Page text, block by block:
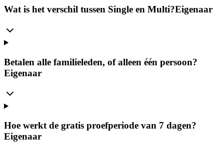
Wat is het verschil tussen Single en Multi?Eigenaar
Betalen alle familieleden, of alleen één persoon?
Eigenaar
Hoe werkt de gratis proefperiode van 7 dagen?
Eigenaar